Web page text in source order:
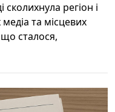
сколихнула регіон і
та місцевих
сталося,